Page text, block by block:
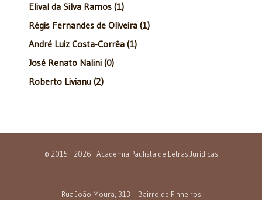
Elival da Silva Ramos (1)
Régis Fernandes de Oliveira (1)
André Luiz Costa-Corrêa (1)
José Renato Nalini (0)
Roberto Livianu (2)
© 2015 - 2026 | Academia Paulista de Letras Jurídicas
Rua João Moura, 313 – Bairro de Pinheiros